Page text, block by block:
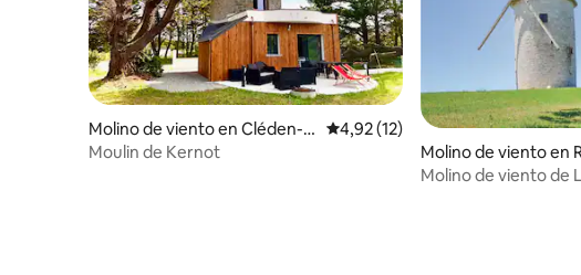
Molino de viento en Cléden-C
ap-Sizun
Calificación promedio: 4,92 de 5.
4,92 (12)
Moulin de Kernot
Molino de viento en
r
Molino de viento de